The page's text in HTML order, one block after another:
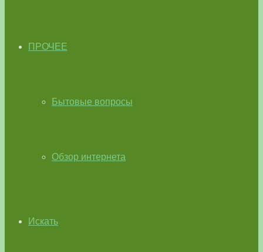
ПРОЧЕЕ
Бытовые вопросы
Обзор интернета
Искать